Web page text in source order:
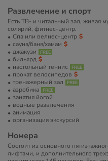
Развлечение и спорт
Есть ТВ- и читальный зал, живая
солярий, фитнес-центр.
Спа или велнес-центр
сауна/баня/хамам
джакузи
бильярд
настольный теннис
прокат велосипедов
тренажерный зал
аэробика
занятия йогой
водные развлечения
анимация
организация экскурсий
Номера
Состоит из основного
лифтами, и дополнительного